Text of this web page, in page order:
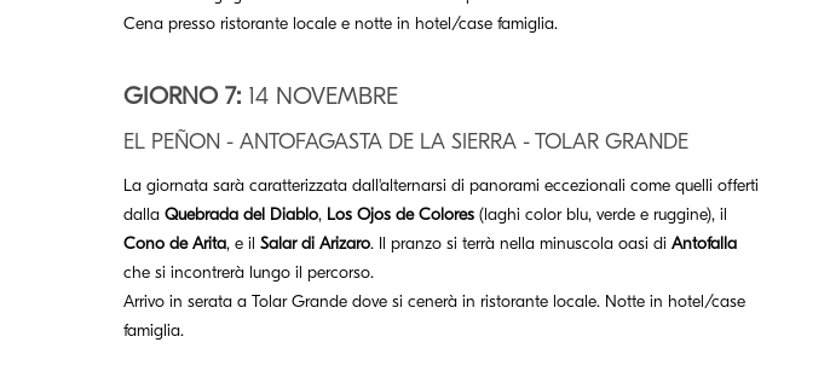
Cena presso ristorante locale e notte in hotel/case famiglia.
GIORNO 7: 14 NOVEMBRE
EL PEÑON - ANTOFAGASTA DE LA SIERRA - TOLAR GRANDE
La giornata sarà caratterizzata dall'alternarsi di panorami eccezionali come quelli offerti
dalla Quebrada del Diablo, Los Ojos de Colores (laghi color blu, verde e ruggine), il
Cono de Arita, e il Salar di Arizaro. Il pranzo si terrà nella minuscola oasi di Antofalla
che si incontrerà lungo il percorso.
Arrivo in serata a Tolar Grande dove si cenerà in ristorante locale. Notte in hotel/case
famiglia.